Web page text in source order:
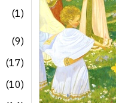
(1)
(9)
(17)
(10)